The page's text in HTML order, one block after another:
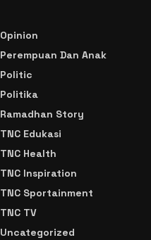
Opinion
Perempuan Dan Anak
Politic
Politika
Ramadhan Story
TNC Edukasi
TNC Health
TNC Inspiration
TNC Sportainment
TNC TV
Uncategorized